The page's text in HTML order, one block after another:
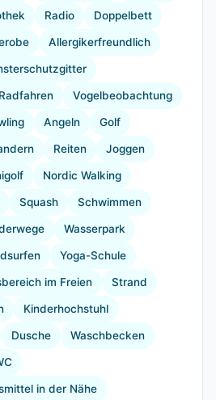
Radio Doppelbett
Allergikerfreundlich
Radfahren Vogelbeobachtung
Angeln Golf
Reiten Joggen
Nordic Walking
Squash Schwimmen
Wasserpark
Yoga-Schule
im Freien Strand
Kinderhochstuhl
Dusche Waschbecken
in der Nähe